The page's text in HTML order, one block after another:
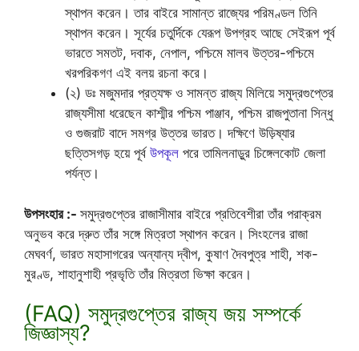
স্থাপন করেন। তার বাইরে সামান্ত রাজ্যের পরিমণ্ডল তিনি
স্থাপন করেন। সূর্যের চতুর্দিকে যেরূপ উপগ্রহ আছে সেইরূপ পূর্ব
ভারতে সমতট, দবাক, নেপাল, পশ্চিমে মালব উত্তর-পশ্চিমে
খরপরিকগণ এই বলয় রচনা করে।
(২) ডঃ মজুমদার প্রত্যক্ষ ও সামন্ত রাজ্য মিলিয়ে সমুদ্রগুপ্তের
রাজ্যসীমা ধরেছেন কাশ্মীর পশ্চিম পাঞ্জাব, পশ্চিম রাজপুতানা সিন্ধু
ও গুজরাট বাদে সমগ্র উত্তর ভারত। দক্ষিণে উড়িষ্যার
ছত্তিসগড় হয়ে পূর্ব উপকূল পরে তামিলনাড়ুর চিঙ্গেলকোট জেলা
পর্যন্ত।
উপসংহার :- সমুদ্রগুপ্তের রাজাসীমার বাইরে প্রতিবেশীরা তাঁর পরাক্রম
অনুভব করে দ্রুত তাঁর সঙ্গে মিত্রতা স্থাপন করেন। সিংহলের রাজা
মেঘবর্ণ, ভারত মহাসাগরের অন্যান্য দ্বীপ, কুষাণ দৈবপুত্র শাহী, শক-
মুরণ্ড, শাহানুশাহী প্রভৃতি তাঁর মিত্রতা ভিক্ষা করেন।
(FAQ) সমুদ্রগুপ্তের রাজ্য জয় সম্পর্কে
জিজ্ঞাস্য?